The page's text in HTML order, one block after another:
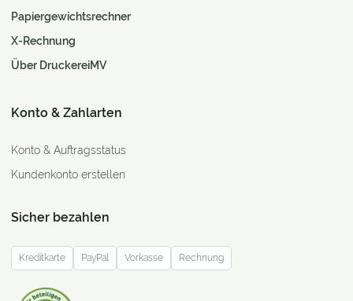
Papiergewichtsrechner
X-Rechnung
Über DruckereiMV
Konto & Zahlarten
Konto & Auftragsstatus
Kundenkonto erstellen
Sicher bezahlen
Kreditkarte PayPal Vorkasse Rechnung